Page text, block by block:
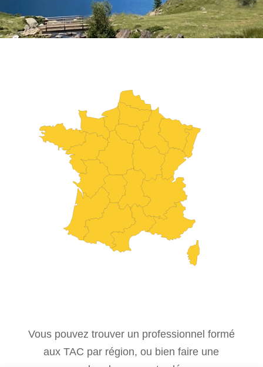
Vous pouvez trouver un professionnel formé
aux TAC par région, ou bien faire une